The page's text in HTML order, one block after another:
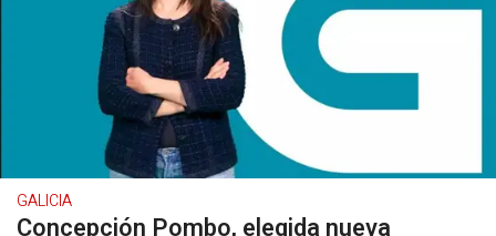
GALICIA
Concepción Pombo, elegida nueva